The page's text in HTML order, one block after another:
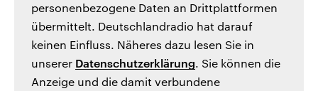
personenbezogene Daten an Drittplattformen
übermittelt. Deutschlandradio hat darauf
keinen Einfluss. Näheres dazu lesen Sie in
unserer Datenschutzerklärung. Sie können die
Anzeige und die damit verbundene